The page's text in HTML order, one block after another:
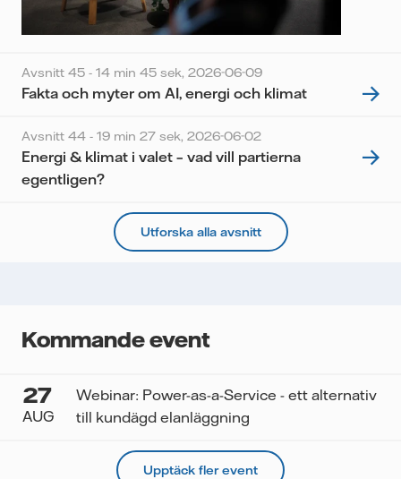
Avsnitt 45 - 14 min 45 sek, 2026-06-09
Fakta och myter om AI, energi och klimat
Avsnitt 44 - 19 min 27 sek, 2026-06-02
Energi & klimat i valet – vad vill partierna
egentligen?
Utforska alla avsnitt
Kommande event
27
AUG
Webinar: Power-as-a-Service - ett alternativ
till kundägd elanläggning
Upptäck fler event